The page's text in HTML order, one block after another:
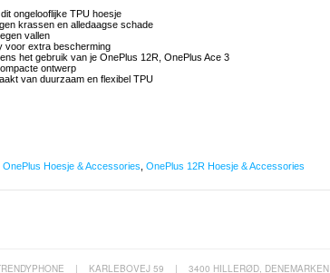
ongelooflijke TPU hoesje
krassen en alledaagse schade
vallen
voor extra bescherming
het gebruik van je OnePlus 12R, OnePlus Ace 3
ontwerp
van duurzaam en flexibel TPU
OnePlus Hoesje & Accessories OnePlus 12R Hoesje & Accessories
| KARLEBOVEJ 59 | 3400 HILLERØD, DENEMARKEN